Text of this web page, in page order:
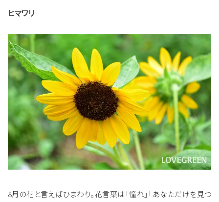
ヒマワリ
8月の花と言えばひまわり。花言葉は「憧れ」「あなただけを見つ